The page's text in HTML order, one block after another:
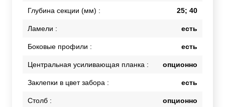
Глубина секции (мм) : 25; 40
Ламели : есть
Боковые профили : есть
Центральная усиливающая планка : опционно
Заклепки в цвет забора : есть
Столб : опционно